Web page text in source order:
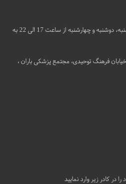
مراجعین محترم می توانند روزهای شنبه، دوشنبه و چهارشنبه از ساعت 17 الی 22 به
فرهنگ توحیدی، مجتمع پزشکی باران ،
کادر زیر وارد نمایید